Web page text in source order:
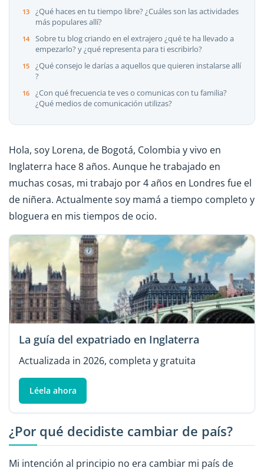
¿Qué haces en tu tiempo libre? ¿Cuáles son las actividades
más populares allí?
Sobre tu blog criando en el extrajero ¿qué te ha llevado a
empezarlo? y ¿qué representa para ti escribirlo?
¿Qué consejo le darías a aquellos que quieren instalarse allí
?
¿Con qué frecuencia te ves o comunicas con tu familia?
¿Qué medios de comunicación utilizas?
Hola, soy Lorena, de Bogotá, Colombia y vivo en
Inglaterra hace 8 años. Aunque he trabajado en
muchas cosas, mi trabajo por 4 años en Londres fue el
de niñera. Actualmente soy mamá a tiempo completo y
bloguera en mis tiempos de ocio.
La guía del expatriado en Inglaterra
Actualizada in 2026, completa y gratuita
Léela ahora
¿Por qué decidiste cambiar de país?
Mi intención al principio no era cambiar mi país de